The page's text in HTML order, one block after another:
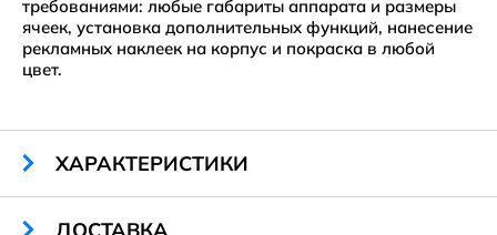
требованиями: любые габариты аппарата и размеры
ячеек, установка дополнительных функций, нанесение
рекламных наклеек на корпус и покраска в любой
цвет.
ХАРАКТЕРИСТИКИ